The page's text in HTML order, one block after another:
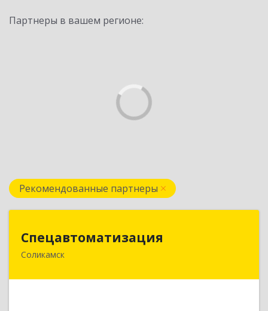
Партнеры в вашем регионе:
Рекомендованные партнеры
Спецавтоматизация
Соликамск